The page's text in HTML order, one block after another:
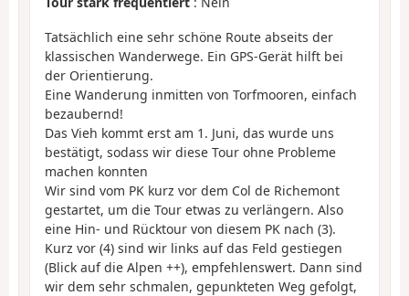
Tatsächlich eine sehr schöne Route abseits der
klassischen Wanderwege. Ein GPS-Gerät hilft bei
der Orientierung.
Eine Wanderung inmitten von Torfmooren, einfach
bezaubernd!
Das Vieh kommt erst am 1. Juni, das wurde uns
bestätigt, sodass wir diese Tour ohne Probleme
machen konnten
Wir sind vom PK kurz vor dem Col de Richemont
gestartet, um die Tour etwas zu verlängern. Also
eine Hin- und Rücktour von diesem PK nach (3).
Kurz vor (4) sind wir links auf das Feld gestiegen
(Blick auf die Alpen ++), empfehlenswert. Dann sind
wir dem sehr schmalen, gepunkteten Weg gefolgt,